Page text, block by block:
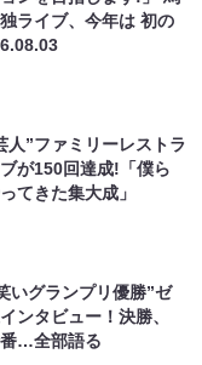
ライブ、今年は 初の
人”ファミリーレストラ
が150回達成!「僕ら
てきた集大成」
いグランプリ優勝”ゼ
ンタビュー！決勝、
…全部語る